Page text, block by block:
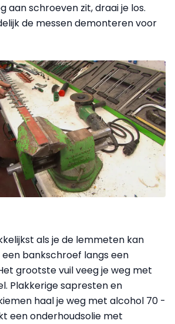
aan schroeven zit, draai je los.
de messen demonteren voor
als je de lemmeten kan
bankschroef langs een
grootste vuil veeg je weg met
Plakkerige sapresten en
haal je weg met alcohol 70 -
een onderhoudsolie met